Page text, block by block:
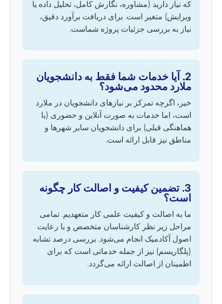
که نیاز دارید (مشاوره، نگارش کامل، تحلیل داده یا
ویرایش) متغیر است. برای دریافت برآورد دقیق،
نیاز به بررسی جزئیات پروژه شماست.
2. آیا خدمات شما فقط به دانشجویان
ملارد محدود می‌شود؟
خیر، اگرچه تمرکز بر نیازهای دانشجویان در ملارد
است، اما خدمات به صورت آنلاین و حضوری (با
هماهنگی قبلی) برای دانشجویان سایر شهرها و
مناطق نیز قابل ارائه است.
3. تضمین کیفیت و اصالت کار چگونه
است؟
ما به اصالت و کیفیت علمی کار متعهدیم. تمامی
مراحل زیر نظر کارشناسان متخصص و با رعایت
اصول آکادمیک انجام می‌شود. بررسی درصد تشابه
(پلگاریسم) نیز از جمله خدماتی است که برای
اطمینان از اصالت ارائه می‌گردد.